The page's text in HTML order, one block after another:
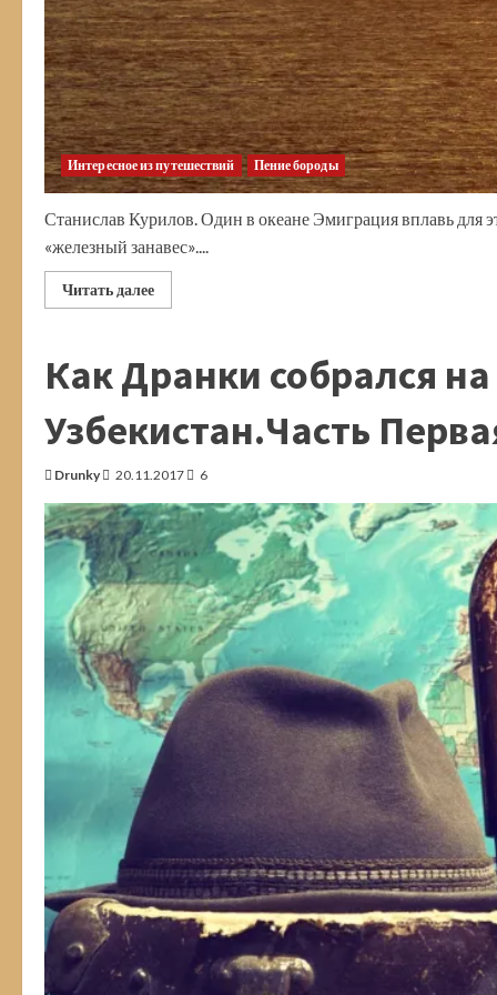
Интересное из путешествий Пение бороды
Станислав Курилов. Один в океане Эмиграция вплавь для
«железный занавес»....
Читать далееПрочитать
больше
вплавь
за
«железный
Как Дранки собрался
Узбекистан.Часть
Drunky 20.11.2017 6